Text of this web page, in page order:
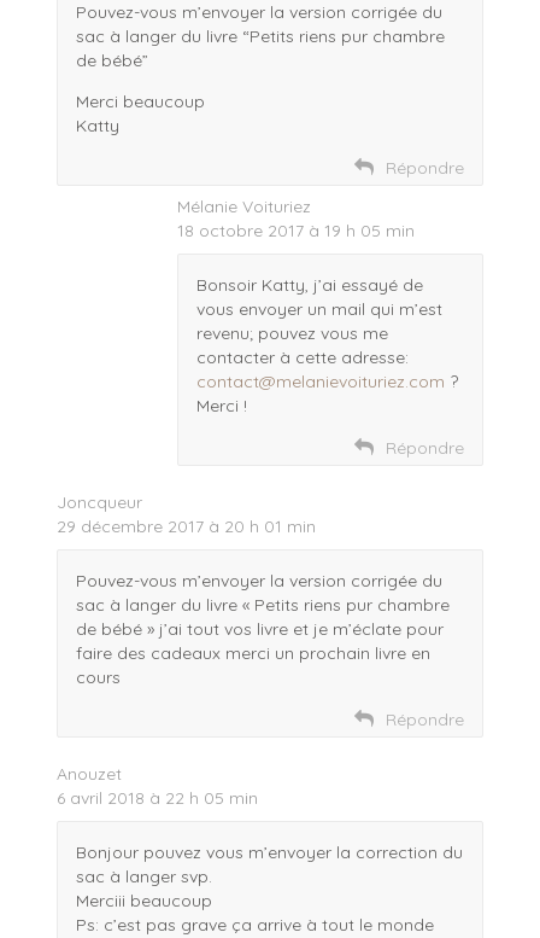
Pouvez-vous m’envoyer la version corrigée du
sac à langer du livre “Petits riens pur chambre
de bébé”
Merci beaucoup
Katty
Répondre
Mélanie Voituriez
18 octobre 2017 à 19 h 05 min
Bonsoir Katty, j’ai essayé de
vous envoyer un mail qui m’est
revenu; pouvez vous me
contacter à cette adresse:
contact@melanievoituriez.com ?
Merci !
Répondre
Joncqueur
29 décembre 2017 à 20 h 01 min
Pouvez-vous m’envoyer la version corrigée du
sac à langer du livre « Petits riens pur chambre
de bébé » j’ai tout vos livre et je m’éclate pour
faire des cadeaux merci un prochain livre en
cours
Répondre
Anouzet
6 avril 2018 à 22 h 05 min
Bonjour pouvez vous m’envoyer la correction du
sac à langer svp.
Merciii beaucoup
Ps: c’est pas grave ça arrive à tout le monde